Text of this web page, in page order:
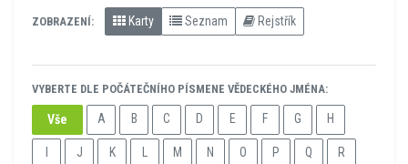
ZOBRAZENÍ: Karty Seznam Rejstřík
VYBERTE DLE POČÁTEČNÍHO PÍSMENE VĚDECKÉHO JMÉNA:
Vše A B C D E F G H
J K M N O P Q R